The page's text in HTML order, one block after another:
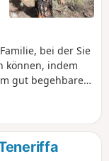
bei der Sie
können, indem
gut begehbaren